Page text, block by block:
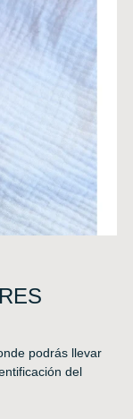
podrás llevar
del